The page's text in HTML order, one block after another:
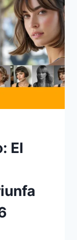
El